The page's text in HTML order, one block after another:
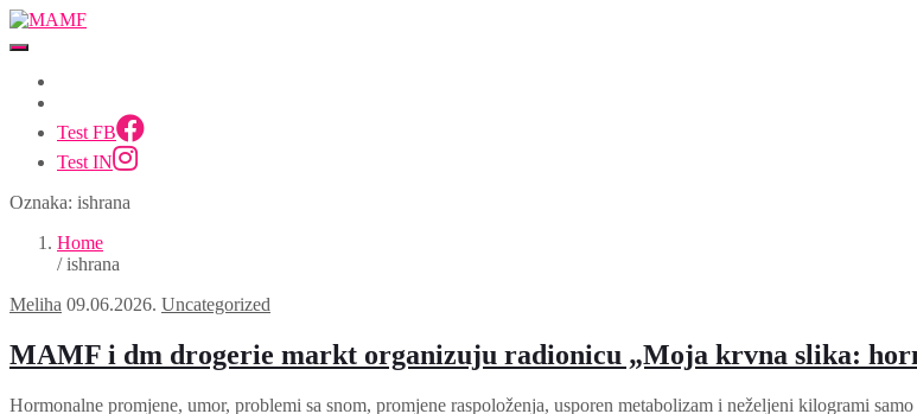
Test FB
Test IN
Oznaka: ishrana
Home
/ ishrana
Meliha 09.06.2026. Uncategorized
MAMF i dm drogerie markt organizuju radionicu „Moja krvna slika:
Hormonalne promjene, umor, problemi sa snom, promjene raspoloženja, usporen metabolizam i neželjeni kilogrami